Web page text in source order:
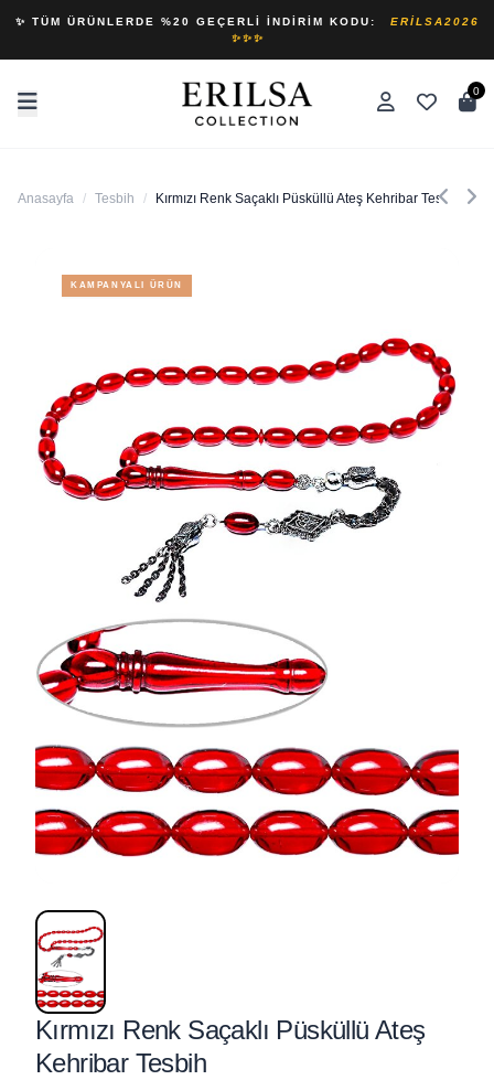
✨ TÜM ÜRÜNLERDE %20 GEÇERLI İNDIRIM KODU:
ERILSA2026
✨✨✨
0
Anasayfa / Tesbih / Kırmızı Renk Saçaklı Püsküllü Ateş Kehribar Tesbih
KAMPANYALI ÜRÜN
Kırmızı Renk Saçaklı Püsküllü Ateş
Kehribar Tesbih